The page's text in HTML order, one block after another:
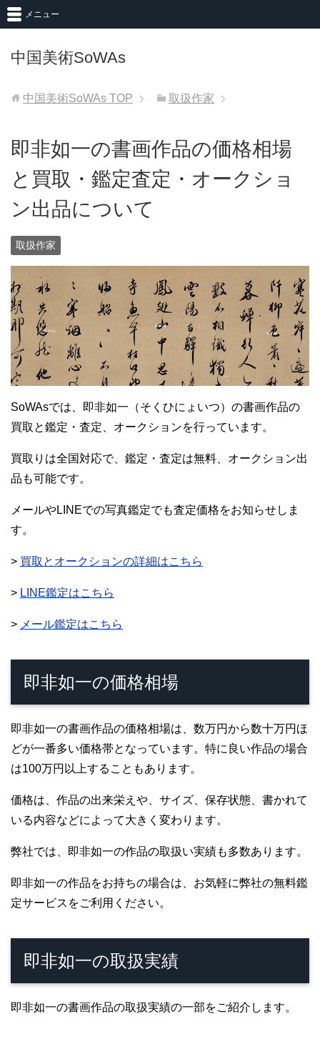
中国美術SoWAs
メニュー
中国美術SoWAs TOP 取扱作家
即非如一の書画作品の価格相場
と買取・鑑定査定・オークショ
ン出品について
取扱作家
SoWAsでは、即非如一（そくひにょいつ）の書画作品の
買取と鑑定・査定、オークションを行っています。
買取りは全国対応で、鑑定・査定は無料、オークション出
品も可能です。
メールやLINEでの写真鑑定でも査定価格をお知らせしま
す。
> 買取とオークションの詳細はこちら
> LINE鑑定はこちら
> メール鑑定はこちら
即非如一の価格相場
即非如一の書画作品の価格相場は、数万円から数十万円ほ
どが一番多い価格帯となっています。特に良い作品の場合
は100万円以上することもあります。
価格は、作品の出来栄えや、サイズ、保存状態、書かれて
いる内容などによって大きく変わります。
弊社では、即非如一の作品の取扱い実績も多数あります。
即非如一の作品をお持ちの場合は、お気軽に弊社の無料鑑
定サービスをご利用ください。
即非如一の取扱実績
即非如一の書画作品の取扱実績の一部をご紹介します。